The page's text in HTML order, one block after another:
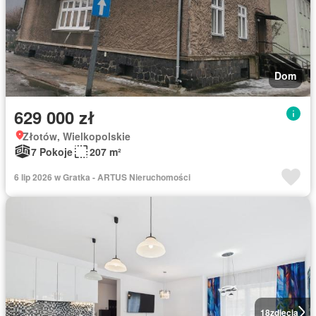
Dom
629 000 zł
Złotów, Wielkopolskie
7 Pokoje
207 m²
6 lip 2026 w Gratka - ARTUS Nieruchomości
18zdjęcia